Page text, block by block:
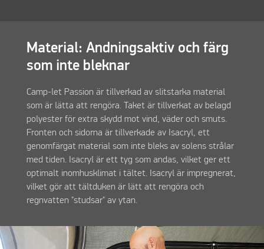
Material: Andningsaktiv och färg
som inte bleknar
Camp-let Passion är tillverkad av slitstarka material
som är lätta att rengöra. Taket är tillverkat av belagd
polyester för extra skydd mot vind, väder och smuts.
Fronten och sidorna är tillverkade av Isacryl, ett
genomfärgat material som inte bleks av solens strålar
med tiden. Isacryl är ett tyg som andas, vilket ger ett
optimalt inomhusklimat i tältet. Isacryl är impregnerat,
vilket gör att tältduken är lätt att rengöra och
regnvatten "studsar" av ytan.